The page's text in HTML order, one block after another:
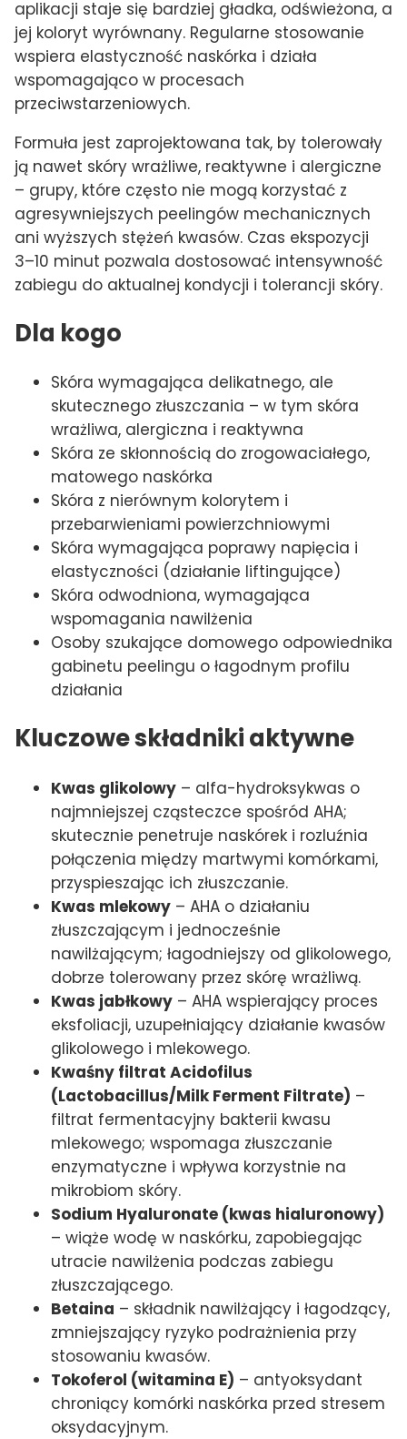
aplikacji staje się bardziej gładka, odświeżona, a
jej koloryt wyrównany. Regularne stosowanie
wspiera elastyczność naskórka i działa
wspomagająco w procesach
przeciwstarzeniowych.
Formuła jest zaprojektowana tak, by tolerowały
ją nawet skóry wrażliwe, reaktywne i alergiczne
– grupy, które często nie mogą korzystać z
agresywniejszych peelingów mechanicznych
ani wyższych stężeń kwasów. Czas ekspozycji
3–10 minut pozwala dostosować intensywność
zabiegu do aktualnej kondycji i tolerancji skóry.
Dla kogo
Skóra wymagająca delikatnego, ale
skutecznego złuszczania – w tym skóra
wrażliwa, alergiczna i reaktywna
Skóra ze skłonnością do zrogowaciałego,
matowego naskórka
Skóra z nierównym kolorytem i
przebarwieniami powierzchniowymi
Skóra wymagająca poprawy napięcia i
elastyczności (działanie liftingujące)
Skóra odwodniona, wymagająca
wspomagania nawilżenia
Osoby szukające domowego odpowiednika
gabinetu peelingu o łagodnym profilu
działania
Kluczowe składniki aktywne
Kwas glikolowy – alfa-hydroksykwas o
najmniejszej cząsteczce spośród AHA;
skutecznie penetruje naskórek i rozluźnia
połączenia między martwymi komórkami,
przyspieszając ich złuszczanie.
Kwas mlekowy – AHA o działaniu
złuszczającym i jednocześnie
nawilżającym; łagodniejszy od glikolowego,
dobrze tolerowany przez skórę wrażliwą.
Kwas jabłkowy – AHA wspierający proces
eksfoliacji, uzupełniający działanie kwasów
glikolowego i mlekowego.
Kwaśny filtrat Acidofilus
(Lactobacillus/Milk Ferment Filtrate) –
filtrat fermentacyjny bakterii kwasu
mlekowego; wspomaga złuszczanie
enzymatyczne i wpływa korzystnie na
mikrobiom skóry.
Sodium Hyaluronate (kwas hialuronowy)
– wiąże wodę w naskórku, zapobiegając
utracie nawilżenia podczas zabiegu
złuszczającego.
Betaina – składnik nawilżający i łagodzący,
zmniejszający ryzyko podrażnienia przy
stosowaniu kwasów.
Tokoferol (witamina E) – antyoksydant
chroniący komórki naskórka przed stresem
oksydacyjnym.